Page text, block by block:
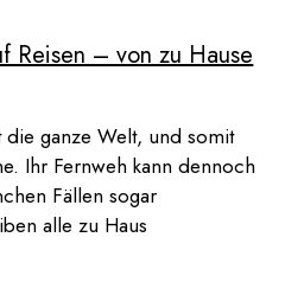
Reisen – von zu Hause
die ganze Welt, und somit
Ihr Fernweh kann dennoch
Fällen sogar
alle zu Haus